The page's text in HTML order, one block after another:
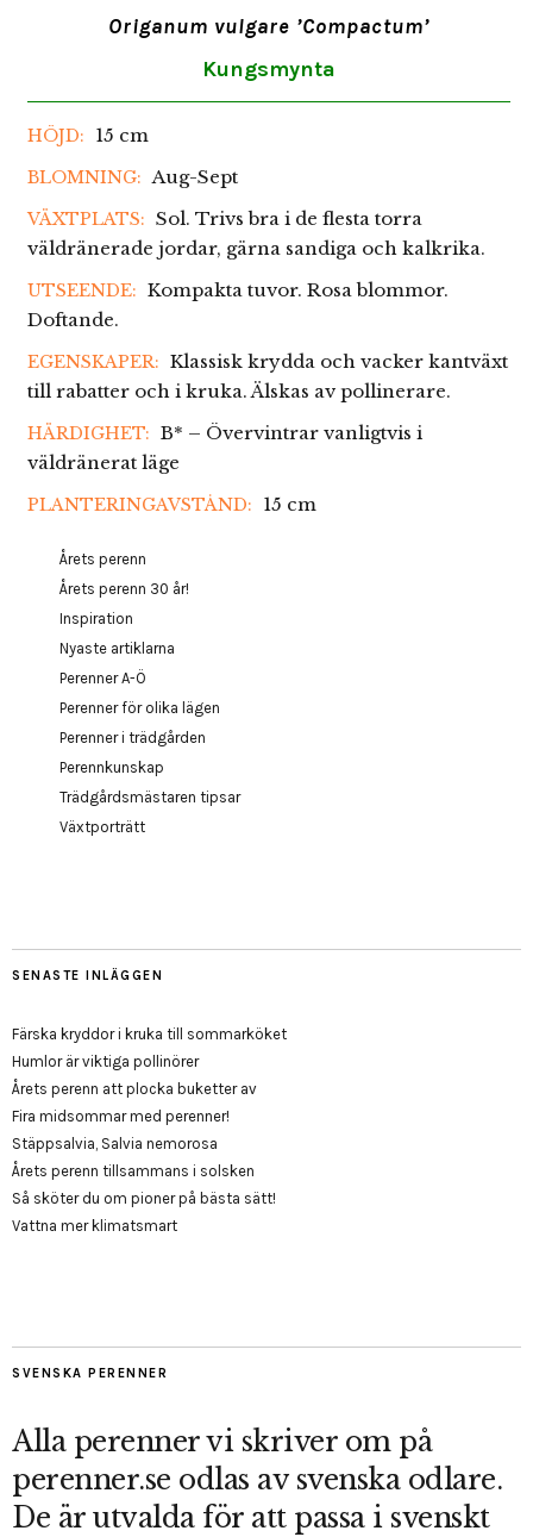
Origanum vulgare ’Compactum’
Kungsmynta
HÖJD: 15 cm
BLOMNING: Aug-Sept
VÄXTPLATS: Sol. Trivs bra i de flesta torra
väldränerade jordar, gärna sandiga och kalkrika.
UTSEENDE: Kompakta tuvor. Rosa blommor.
Doftande.
EGENSKAPER: Klassisk krydda och vacker kantväxt
till rabatter och i kruka. Älskas av pollinerare.
HÄRDIGHET: B* – Övervintrar vanligtvis i
väldränerat läge
PLANTERINGAVSTÅND: 15 cm
Årets perenn
Årets perenn 30 år!
Inspiration
Nyaste artiklarna
Perenner A-Ö
Perenner för olika lägen
Perenner i trädgården
Perennkunskap
Trädgårdsmästaren tipsar
Växtporträtt
SENASTE INLÄGGEN
Färska kryddor i kruka till sommarköket
Humlor är viktiga pollinörer
Årets perenn att plocka buketter av
Fira midsommar med perenner!
Stäppsalvia, Salvia nemorosa
Årets perenn tillsammans i solsken
Så sköter du om pioner på bästa sätt!
Vattna mer klimatsmart
SVENSKA PERENNER
Alla perenner vi skriver om på
perenner.se odlas av svenska odlare.
De är utvalda för att passa i svenskt